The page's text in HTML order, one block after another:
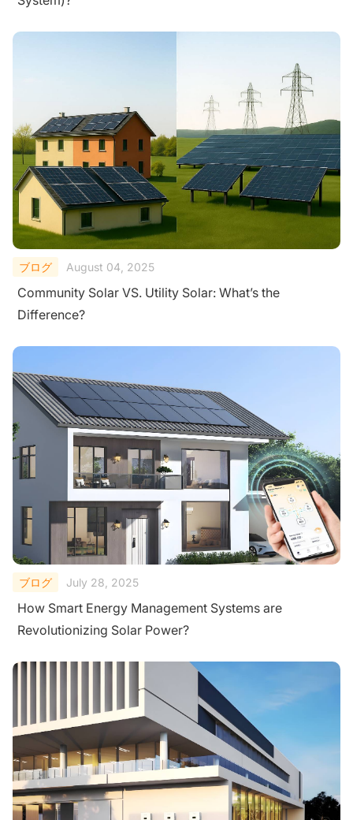
ブログ August 04, 2025
Community Solar VS. Utility Solar: What’s the
Difference?
ブログ July 28, 2025
How Smart Energy Management Systems are
Revolutionizing Solar Power?